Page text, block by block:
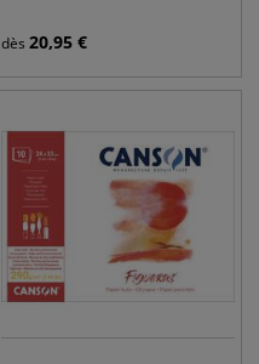
dès 20,95 €